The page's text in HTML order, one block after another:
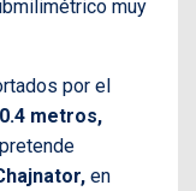
muy
por el
metros,
en